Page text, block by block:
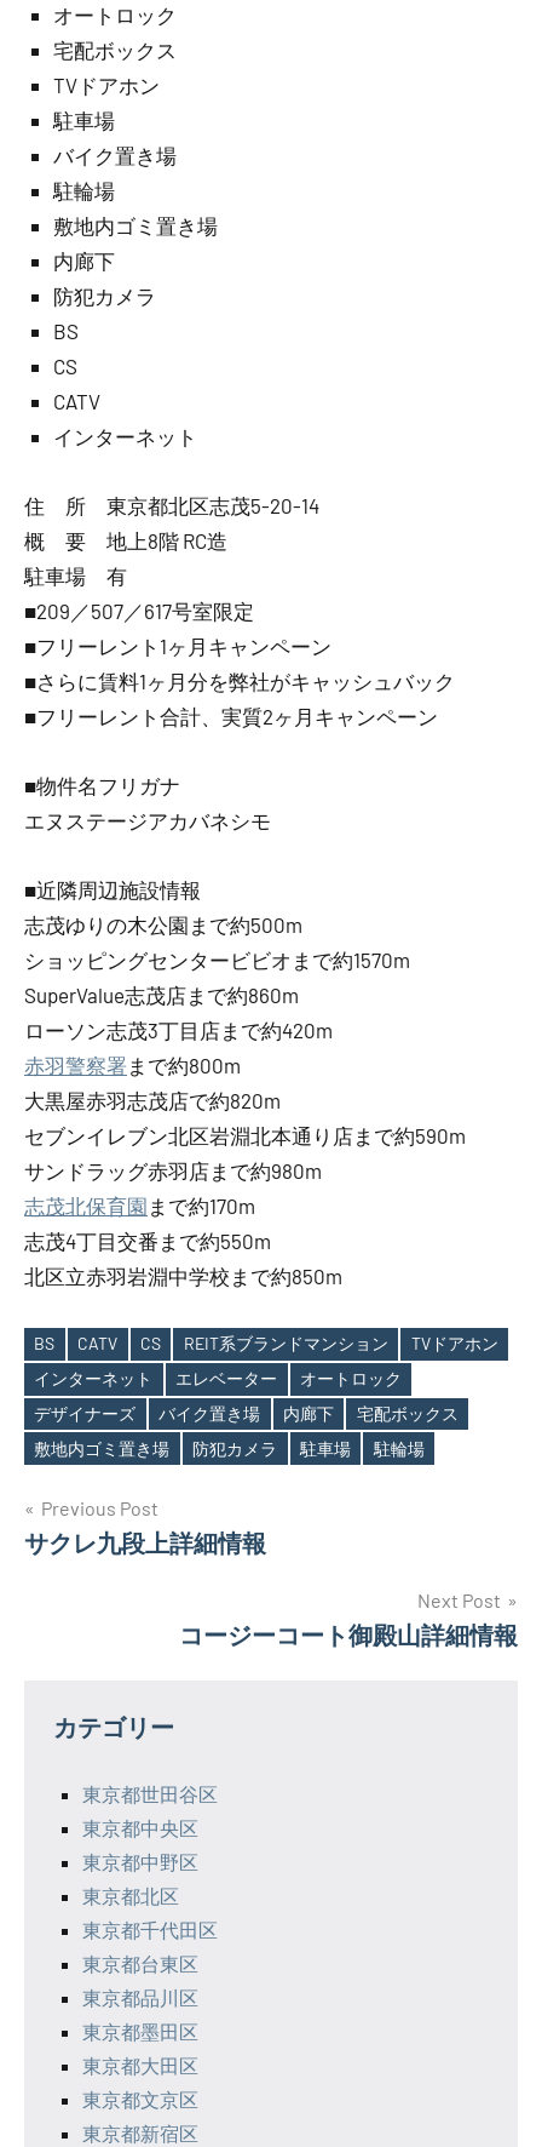
オートロック
宅配ボックス
TVドアホン
駐車場
バイク置き場
駐輪場
敷地内ゴミ置き場
内廊下
防犯カメラ
BS
CS
CATV
インターネット
住 所 東京都北区志茂5-20-14
概 要 地上8階 RC造
駐車場 有
■209／507／617号室限定
■フリーレント1ヶ月キャンペーン
■さらに賃料1ヶ月分を弊社がキャッシュバック
■フリーレント合計、実質2ヶ月キャンペーン
■物件名フリガナ
エヌステージアカバネシモ
■近隣周辺施設情報
志茂ゆりの木公園まで約500m
ショッピングセンタービビオまで約1570m
SuperValue志茂店まで約860m
ローソン志茂3丁目店まで約420m
赤羽警察署 まで約800m
大黒屋赤羽志茂店で約820m
セブンイレブン北区岩淵北本通り店まで約590m
サンドラッグ赤羽店まで約980m
志茂北保育園 まで約170m
志茂4丁目交番まで約550m
北区立赤羽岩淵中学校まで約850m
Tags
BS CATV CS REIT系ブランドマンション
TVドアホン
インターネット
エレベーター
オートロック
デザイナーズ
バイク置き場 内廊下
宅配ボックス
敷地内ゴミ置き場
防犯カメラ 駐車場 駐輪場
投
稿
ー
Previous Post
サクレ九段上詳細情報
Next Post
コージーコート御殿山詳細情報
カテゴリー
東京都世田谷区
東京都中央区
東京都中野区
東京都北区
東京都千代田区
東京都台東区
東京都品川区
東京都墨田区
東京都大田区
東京都文京区
東京都新宿区